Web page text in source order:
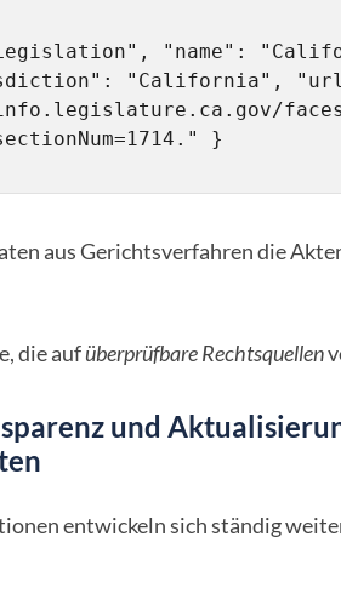
"name":
"California",
faces/
}
aus Gerichtsverfahren die
die aufüberprüfbare Rechtsquellen
und
entwickeln sich ständig